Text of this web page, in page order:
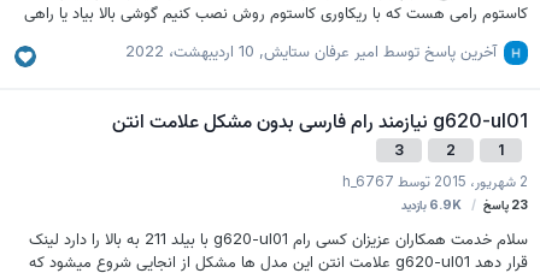
کاستوم رامی هست که با ریکاوری کاستوم روش نصب کنیم گوشی بالا بیاد یا راهی
آخرین پاسخ توسطامیر عرفان ستایش , 10 اردیبهشت، 2022
g620-ul01 نیازمند رام فارسی بدون مشکل علامت انتن
2
3
2 شهریور، 2015 توسطh_6767
23پاسخ 6.9Kبازدید
سلام خدمت همکاران عزیزان کسی رام g620-ul01 با بیلد 211 به بالا را دارد لینک
قرار دهد g620-ul01 علامت انتن این مدل ها مشکل از انجایی شروع میشود که